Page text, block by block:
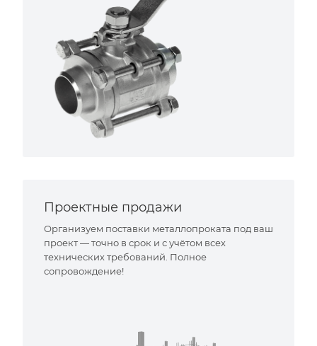
Проектные продажи
Организуем поставки металлопроката под ваш
проект — точно в срок и с учётом всех
технических требований. Полное
сопровождение!